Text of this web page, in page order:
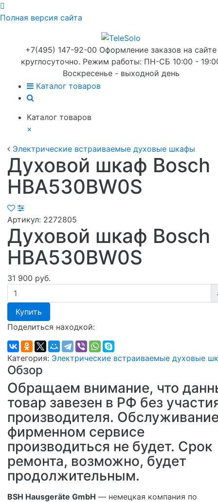
Полная версия сайта
+7(495) 147-92-00 Оформление заказов на сайте
круглосуточно. Режим работы: ПН-СБ 10:00 -
Воскресенье - выходной день
Каталог товаров
Каталог товаров
×
Электрические встраиваемые духовые шкафы
Духовой шкаф Bosch
HBA530BW0S
Артикул: 2272805
Духовой шкаф Bosch
HBA530BW0S
31 900 руб.
Купить
Поделиться находкой:
Категория: Электрические встраиваемые духовые
Обзор
Обращаем внимание, что
товар завезен в РФ без
производителя.
фирменном сервисе
производиться не будет. Срок
ремонта, возможно, будет
продолжительным.
BSH Hausgeräte GmbH — немецкая компания по